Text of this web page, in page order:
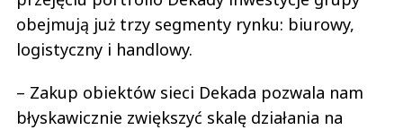
obejmują już trzy segmenty rynku: biurowy,
logistyczny i handlowy.
– Zakup obiektów sieci Dekada pozwala nam
błyskawicznie zwiększyć skalę działania na